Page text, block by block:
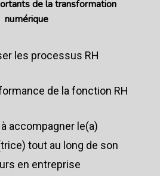
de la transformation
numérique
les processus RH
de la fonction RH
accompagner le(a)
tout au long de son
en entreprise